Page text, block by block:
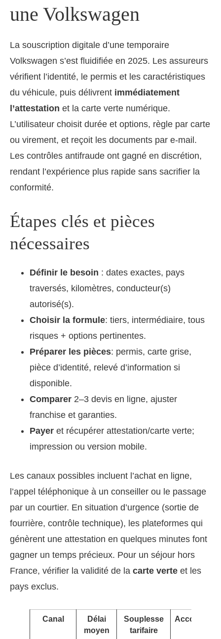
une Volkswagen
La souscription digitale d’une temporaire
Volkswagen s’est fluidifiée en 2025. Les assureurs
vérifient l’identité, le permis et les caractéristiques
du véhicule, puis délivrent immédiatement
l’attestation et la carte verte numérique.
L’utilisateur choisit durée et options, règle par carte
ou virement, et reçoit les documents par e-mail.
Les contrôles antifraude ont gagné en discrétion,
rendant l’expérience plus rapide sans sacrifier la
conformité.
Étapes clés et pièces
nécessaires
Définir le besoin : dates exactes, pays
traversés, kilomètres, conducteur(s)
autorisé(s).
Choisir la formule: tiers, intermédiaire, tous
risques + options pertinentes.
Préparer les pièces: permis, carte grise,
pièce d’identité, relevé d’information si
disponible.
Comparer 2–3 devis en ligne, ajuster
franchise et garanties.
Payer et récupérer attestation/carte verte;
impression ou version mobile.
Les canaux possibles incluent l’achat en ligne,
l’appel téléphonique à un conseiller ou le passage
par un courtier. En situation d’urgence (sortie de
fourrière, contrôle technique), les plateformes qui
génèrent une attestation en quelques minutes font
gagner un temps précieux. Pour un séjour hors
France, vérifier la validité de la carte verte et les
pays exclus.
Canal
Délai
moyen
Souplesse
tarifaire